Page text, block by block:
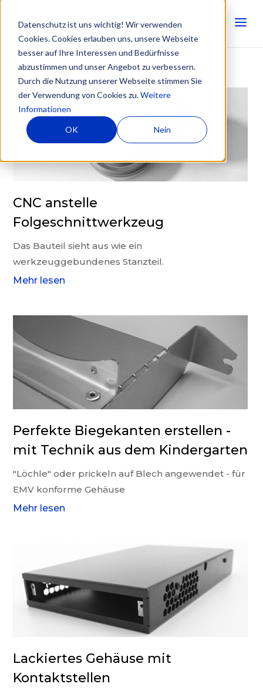
Datenschutz ist uns wichtig! Wir verwenden
Cookies. Cookies erlauben uns, unsere Webseite
besser auf Ihre Interessen und Bedürfnisse
abzustimmen und unser Angebot zu verbessern.
Durch die Nutzung unserer Webseite stimmen Sie
der Verwendung von Cookies zu.Weitere
Informationen
OK Nein
CNC anstelle
Folgeschnittwerkzeug
Das Bauteil sieht aus wie ein
werkzeuggebundenes Stanzteil.
Mehr lesen
Perfekte Biegekanten erstellen -
mit Technik aus dem Kindergarten
"Löchle" oder prickeln auf Blech angewendet - für
EMV konforme Gehäuse
Mehr lesen
Lackiertes Gehäuse mit
Kontaktstellen